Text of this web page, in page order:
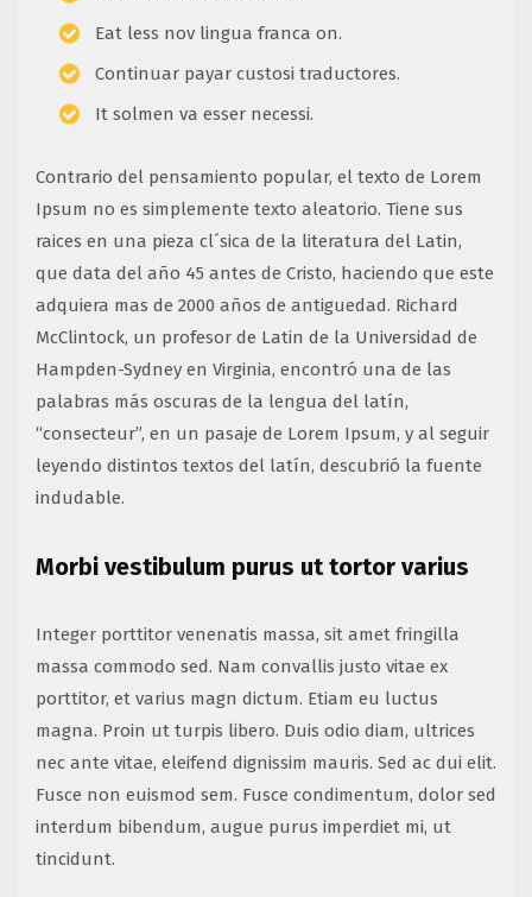
Eat less nov lingua franca on.
Continuar payar custosi traductores.
It solmen va esser necessi.
Contrario del pensamiento popular, el texto de Lorem
Ipsum no es simplemente texto aleatorio. Tiene sus
raices en una pieza cl´sica de la literatura del Latin,
que data del año 45 antes de Cristo, haciendo que este
adquiera mas de 2000 años de antiguedad. Richard
McClintock, un profesor de Latin de la Universidad de
Hampden-Sydney en Virginia, encontró una de las
palabras más oscuras de la lengua del latín,
“consecteur”, en un pasaje de Lorem Ipsum, y al seguir
leyendo distintos textos del latín, descubrió la fuente
indudable.
Morbi vestibulum purus ut tortor varius
Integer porttitor venenatis massa, sit amet fringilla
massa commodo sed. Nam convallis justo vitae ex
porttitor, et varius magn dictum. Etiam eu luctus
magna. Proin ut turpis libero. Duis odio diam, ultrices
nec ante vitae, eleifend dignissim mauris. Sed ac dui elit.
Fusce non euismod sem. Fusce condimentum, dolor sed
interdum bibendum, augue purus imperdiet mi, ut
tincidunt.